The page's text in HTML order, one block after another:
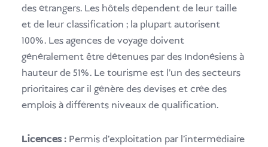
des étrangers. Les hôtels dépendent de leur taille
et de leur classification ; la plupart autorisent
100%. Les agences de voyage doivent
généralement être détenues par des Indonésiens à
hauteur de 51%. Le tourisme est l'un des secteurs
prioritaires car il génère des devises et crée des
emplois à différents niveaux de qualification.
Licences : Permis d'exploitation par l'intermédiaire